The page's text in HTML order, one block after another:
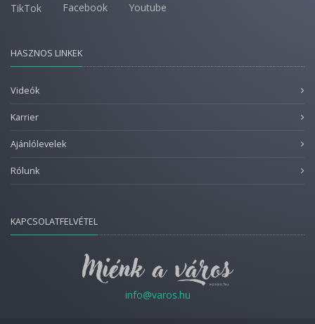
TikTok Facebook Youtube
HASZNOS LINKEK
Videók
Karrier
Ajánlólevelek
Rólunk
KAPCSOLATFELVÉTEL
info@varos.hu